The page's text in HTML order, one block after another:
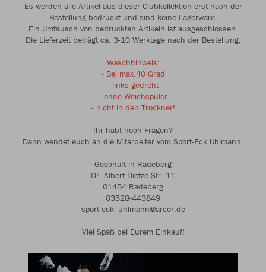
Es werden alle Artikel aus dieser Clubkollektion erst nach der
Bestellung bedruckt und sind keine Lagerware.
Ein Umtausch von bedruckten Artikeln ist ausgeschlossen.
Die Lieferzeit beträgt ca. 3-10 Werktage nach der Bestellung.
Waschhinweis:
- Bei max.40 Grad
- links gedreht
- ohne Weichspüler
- nicht in den Trockner!
Ihr habt noch Fragen?
Dann wendet euch an die Mitarbeiter vom Sport-Eck Uhlmann.
Geschäft in Radeberg
Dr. Albert-Dietze-Str. 11
01454 Radeberg
03528-443849
sport-eck_uhlmann@arcor.de
Viel Spaß bei Eurem Einkauf!